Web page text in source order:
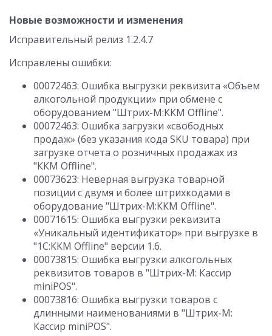
Новые возможности и изменения
Исправительный релиз 1.2.4.7
Исправлены ошибки:
00072463: Ошибка выгрузки реквизита «Объем
алкогольной продукции» при обмене с
оборудованием "Штрих-М:ККМ Offline".
00072463: Ошибка загрузки «свободных
продаж» (без указания кода SKU товара) при
загрузке отчета о розничных продажах из
"ККМ Offline".
00073623: Неверная выгрузка товарной
позиции с двумя и более штрихкодами в
оборудование "Штрих-М:ККМ Offline".
00071615: Ошибка выгрузки реквизита
«Уникальный идентификатор» при выгрузке в
"1С:ККМ Offline" версии 1.6.
00073815: Ошибка выгрузки алкогольных
реквизитов товаров в "Штрих-М: Кассир
miniPOS".
00073816: Ошибка выгрузки товаров с
длинными наименованиями в "Штрих-М:
Кассир miniPOS".